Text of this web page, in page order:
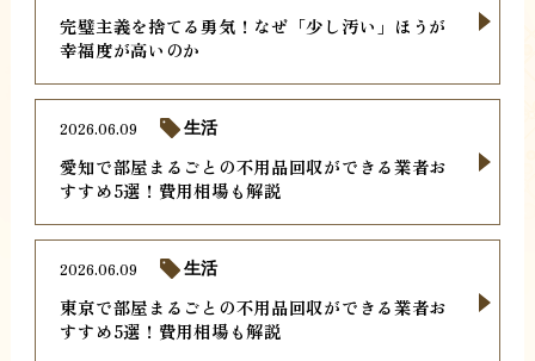
完璧主義を捨てる勇気！なぜ「少し汚い」ほうが
幸福度が高いのか
愛知で部屋まるごとの不用品回収ができる業者お
すすめ5選！費用相場も解説
2026.06.09 生活
東京で部屋まるごとの不用品回収ができる業者お
すすめ5選！費用相場も解説
2026.06.09 生活